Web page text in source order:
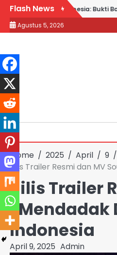
Skip
content
Flash News
vs Kadin Indonesia: Bukti Baru
Agustus 5, 2026
Home 2025 April
9
Rilis Trailer Resmi dan MV
Rilis Trailer
“Mendadak
Indonesia
April 9, 2025 Admin